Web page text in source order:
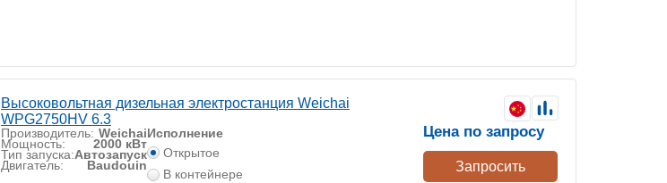
Высоковольтная дизельная электростанция Weichai
WPG2750HV 6.3
Производитель: Weichai
Мощность: 2000 кВт
Тип запуска:Автозапуск
Двигатель: Baudouin
Исполнение
Открытое
В контейнере
Цена по запросу
Запросить